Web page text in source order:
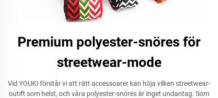
Premium polyester-snöres för
streetwear-mode
Vid YOUKI förstår vi att rätt accessoarer kan höja vilken streetwear-
outift som helst, och våra polyester-snöres är inget undantag. Som